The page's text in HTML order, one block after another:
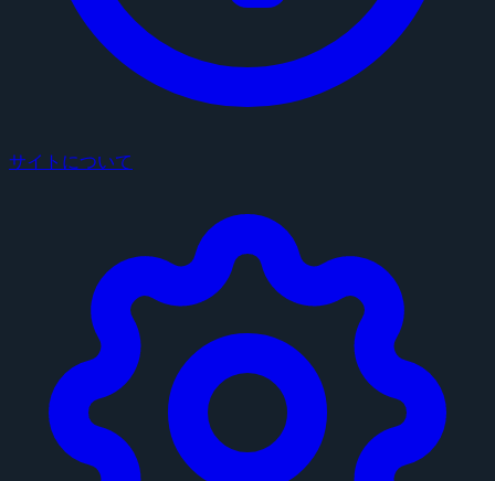
サイトについて